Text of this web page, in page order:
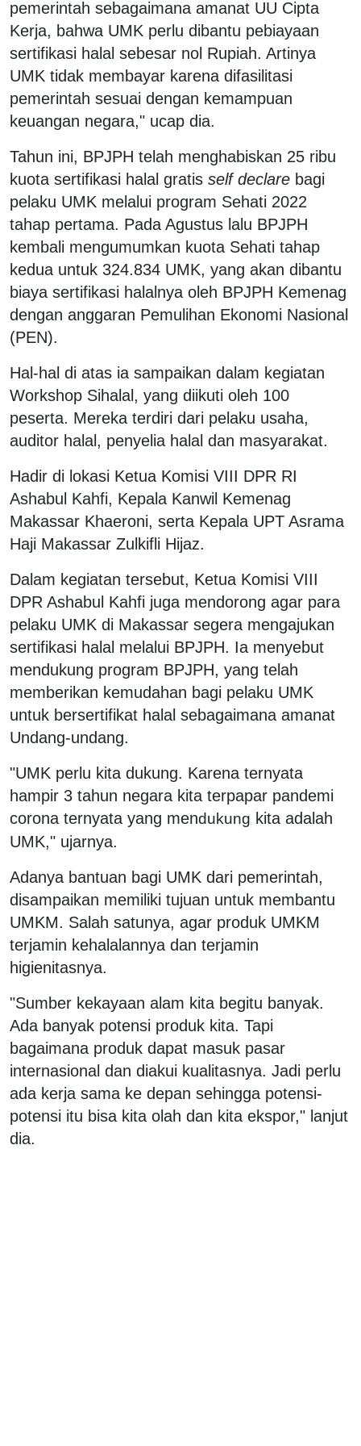
pemerintah sebagaimana amanat UU Cipta
Kerja, bahwa UMK perlu dibantu pebiayaan
sertifikasi halal sebesar nol Rupiah. Artinya
UMK tidak membayar karena difasilitasi
pemerintah sesuai dengan kemampuan
keuangan negara," ucap dia.
Tahun ini, BPJPH telah menghabiskan 25 ribu
kuota sertifikasi halal gratis self declare bagi
pelaku UMK melalui program Sehati 2022
tahap pertama. Pada Agustus lalu BPJPH
kembali mengumumkan kuota Sehati tahap
kedua untuk 324.834 UMK, yang akan dibantu
biaya sertifikasi halalnya oleh BPJPH Kemenag
dengan anggaran Pemulihan Ekonomi Nasional
(PEN).
Hal-hal di atas ia sampaikan dalam kegiatan
Workshop Sihalal, yang diikuti oleh 100
peserta. Mereka terdiri dari pelaku usaha,
auditor halal, penyelia halal dan masyarakat.
Hadir di lokasi Ketua Komisi VIII DPR RI
Ashabul Kahfi, Kepala Kanwil Kemenag
Makassar Khaeroni, serta Kepala UPT Asrama
Haji Makassar Zulkifli Hijaz.
Dalam kegiatan tersebut, Ketua Komisi VIII
DPR Ashabul Kahfi juga mendorong agar para
pelaku UMK di Makassar segera mengajukan
sertifikasi halal melalui BPJPH. Ia menyebut
mendukung program BPJPH, yang telah
memberikan kemudahan bagi pelaku UMK
untuk bersertifikat halal sebagaimana amanat
Undang-undang.
"UMK perlu kita dukung. Karena ternyata
hampir 3 tahun negara kita terpapar pandemi
corona ternyata yang mendukung kita adalah
UMK," ujarnya.
Adanya bantuan bagi UMK dari pemerintah,
disampaikan memiliki tujuan untuk membantu
UMKM. Salah satunya, agar produk UMKM
terjamin kehalalannya dan terjamin
higienitasnya.
"Sumber kekayaan alam kita begitu banyak.
Ada banyak potensi produk kita. Tapi
bagaimana produk dapat masuk pasar
internasional dan diakui kualitasnya. Jadi perlu
ada kerja sama ke depan sehingga potensi-
potensi itu bisa kita olah dan kita ekspor," lanjut
dia.